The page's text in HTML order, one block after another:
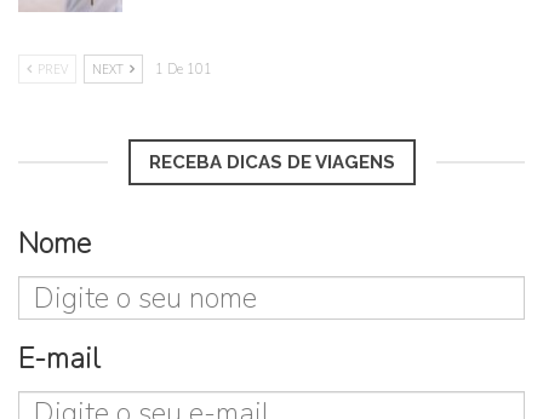
PREV NEXT 1 De 101
RECEBA DICAS DE VIAGENS
Nome
E-mail